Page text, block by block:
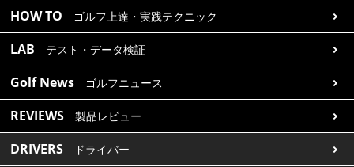
HOW TO ゴルフ上達・実践テクニック
LAB テスト・データ検証
Golf News ゴルフニュース
REVIEWS 製品レビュー
DRIVERS ドライバー